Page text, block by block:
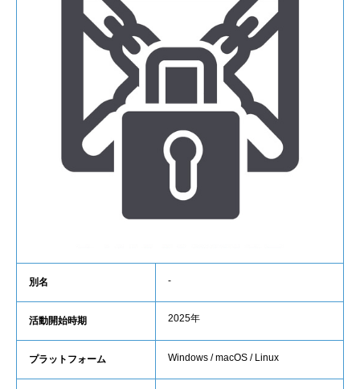
別名 -
活動開始時期 2025年
プラットフォーム Windows / macOS / Linux